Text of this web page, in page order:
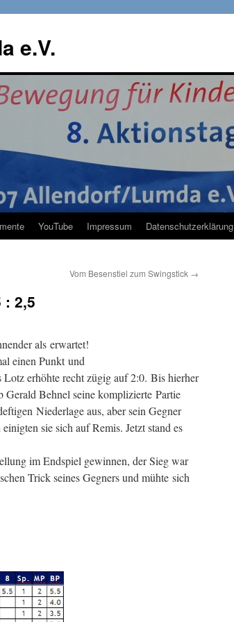
e.V.
YouTube Impressum Datenschutzerklärung
Vom Besenstiel zum Swingstick →
: 2,5
als erwartet!
einen Punkt und
erhöhte recht zügig auf 2:0. Bis hierher
Gerald Behnel seine komplizierte Partie
Niederlage aus, aber sein Gegner
sie sich auf Remis. Jetzt stand es
im Endspiel gewinnen, der Sieg war
Trick seines Gegners und mühte sich